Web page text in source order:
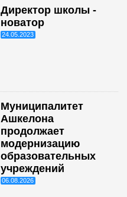
Директор школы -
новатор
24.05.2023
Муниципалитет
Ашкелона
продолжает
модернизацию
образовательных
учреждений
06.08.2026